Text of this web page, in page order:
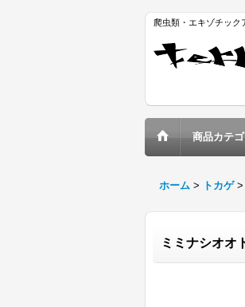
爬虫類・エキゾチック
商品カテ
ホーム > トカゲ >
ミミナシオオ